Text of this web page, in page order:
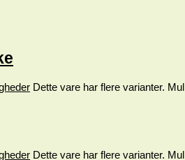
Dette vare har flere varianter.
Dette vare har flere varianter.